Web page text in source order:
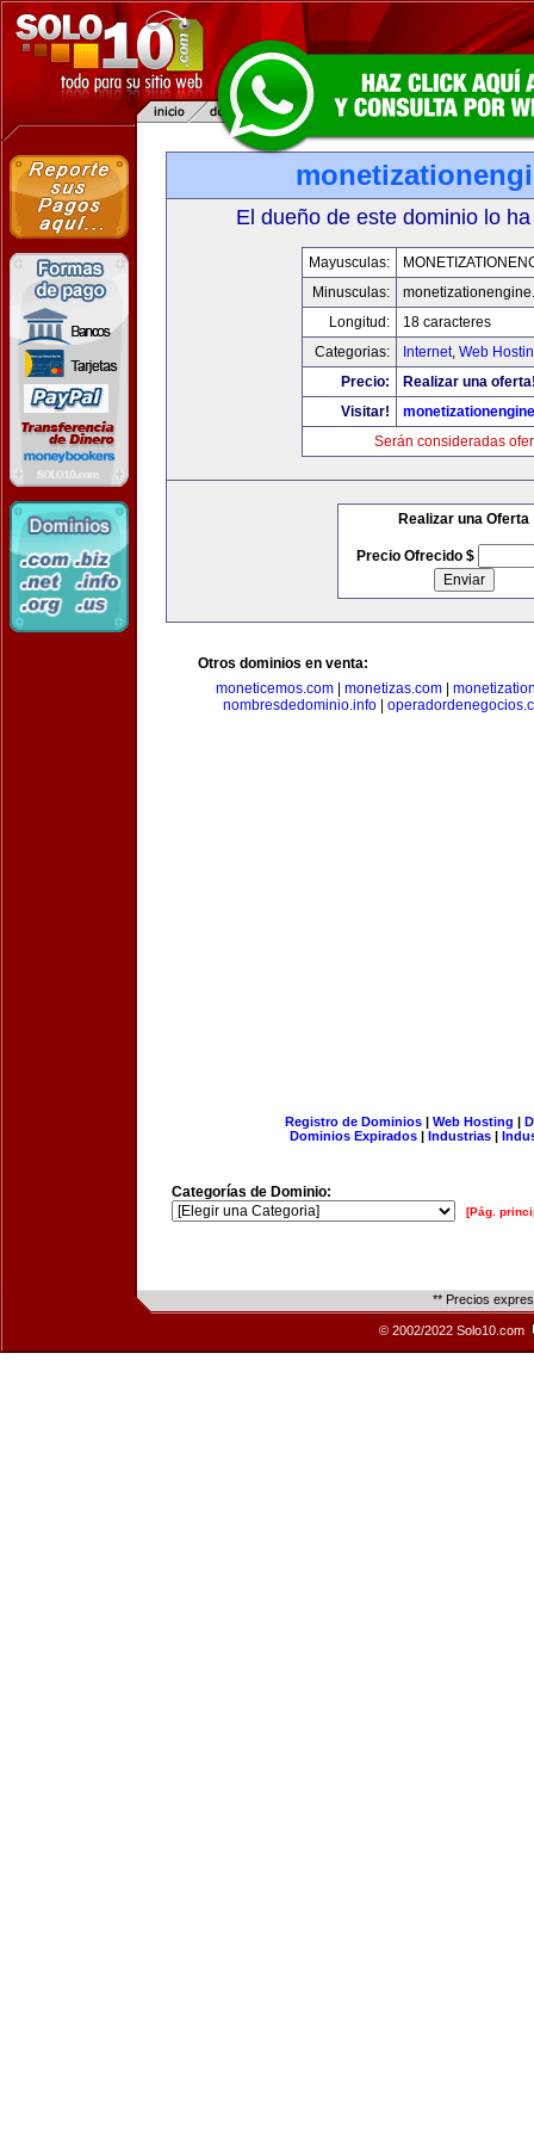
El dueño de este dominio lo
Mayusculas:
Minusculas:
Longitud:
18 caracteres
Categorias:
Internet, Web
Precio:
Realizar una
Visitar!
Serán consideradas
Realizar una Oferta
Precio Ofrecido $
Otros dominios en venta:
moneticemos.com
monetizas.com
nombresdedominio.info|
Registro de Dominios| Web Hosting |
Dominios Expirados | Industrias |
Categorías de Dominio:
[Pág.
** Precios
© 2002/2022 Solo10.com